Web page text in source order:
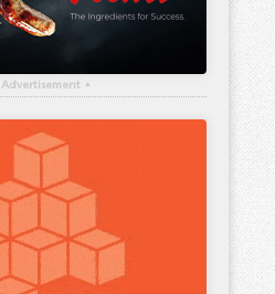
Advertisement ▴